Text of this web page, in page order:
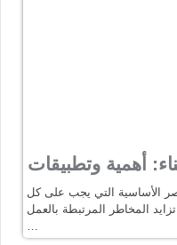
أهمية وتطبيقات
الأساسية التي يجب على كل
المخاطر المرتبطة بالعمل